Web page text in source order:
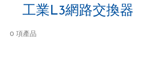
工業L3網路交換器
0 項產品